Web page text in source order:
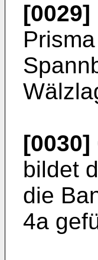
[0029]
[0030]
bildet
die
4a